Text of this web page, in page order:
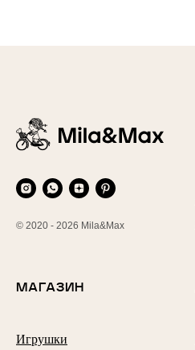
© 2020 - 2026 Mila&Max
МАГАЗИН
Игрушки